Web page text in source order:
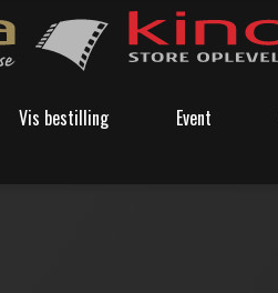
Vis bestilling Event